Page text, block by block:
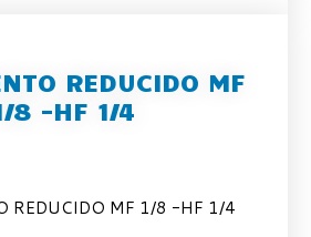
REDUCIDO MF
8 -HF 1/4
REDUCIDO MF 1/8 -HF 1/4